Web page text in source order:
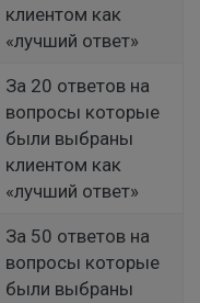
клиентом как
«лучший ответ»
За 20 ответов на
вопросы которые
были выбраны
клиентом как
«лучший ответ»
За 50 ответов на
вопросы которые
были выбраны